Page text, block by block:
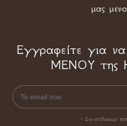
μας
Εγγραφείτε για
ΜΕΝΟΥ της
* Δεν στέλνουμε